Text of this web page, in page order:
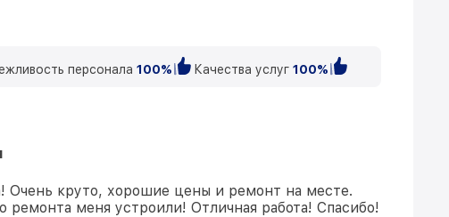
персонала 100% Качества услуг 100%
Очень круто, хорошие цены и ремонт на месте.
ремонта меня устроили! Отличная работа! Спасибо!